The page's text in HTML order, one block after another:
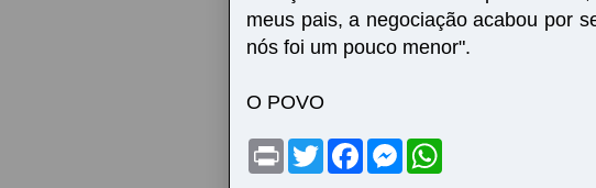
meus pais, a negociação acabou por
nós foi um pouco menor".
O POVO
P
T
w
F
a
M
e